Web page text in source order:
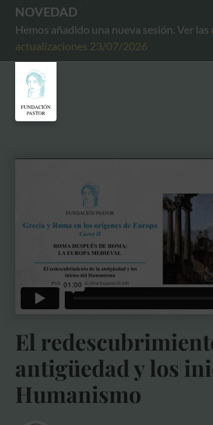
NOVEDAD
Hemos añadido una nueva sesión. Ver las
actualizaciones 23/07/2026
El
antigüedad y los
Humanismo